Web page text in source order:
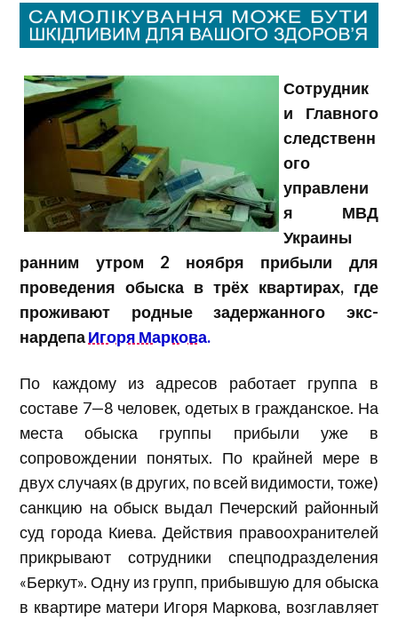
Сотрудник
и Главного
следственн
ого
управлени
я МВД
Украины
ранним утром 2 ноября прибыли для
проведения обыска в трёх квартирах, где
проживают родные задержанного экс-
нардепаИгоря Маркова.
По каждому из адресов работает группа в
составе 7—8 человек, одетых в гражданское. На
места обыска группы прибыли уже в
сопровождении понятых. По крайней мере в
двух случаях (в других, по всей видимости, тоже)
санкцию на обыск выдал Печерский районный
суд города Киева. Действия правоохранителей
прикрывают сотрудники спецподразделения
«Беркут». Одну из групп, прибывшую для обыска
в квартире матери Игоря Маркова, возглавляет